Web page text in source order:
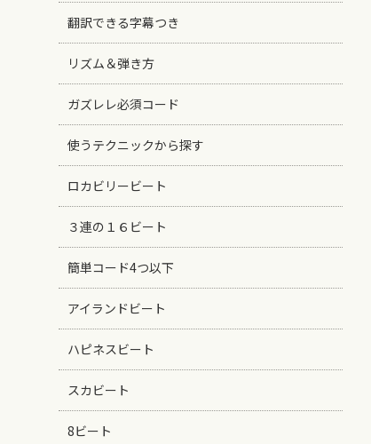
翻訳できる字幕つき
リズム＆弾き方
ガズレレ必須コード
使うテクニックから探す
ロカビリービート
３連の１６ビート
簡単コード4つ以下
アイランドビート
ハピネスビート
スカビート
8ビート